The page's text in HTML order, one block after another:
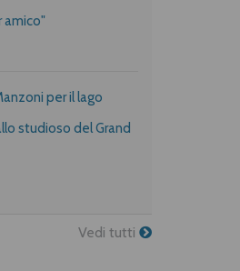
amico"
per il lago
studioso del Grand
Vedi tutti